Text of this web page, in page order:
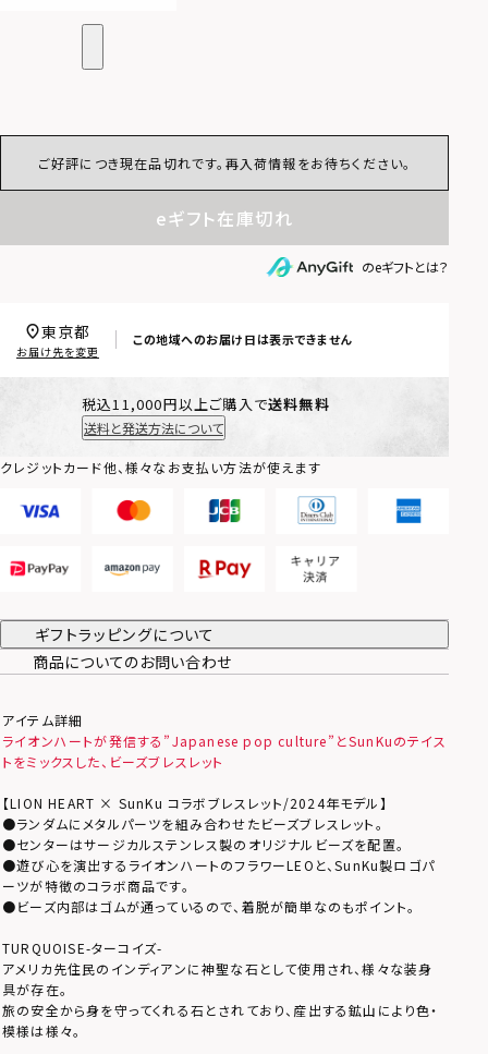
ご好評につき現在品切れです。再入荷情報をお待ちください。
eギフト在庫切れ
のeギフトとは？
この地域へのお届け日は表示できません
東京都
お届け先を変更
税込11,000円以上ご購入で送料無料
送料と発送方法について
クレジットカード他、様々なお支払い方法が使えます
ギフトラッピングについて
商品についてのお問い合わせ
アイテム詳細
ライオンハートが発信する”Japanese pop culture”とSunKuのテイス
トをミックスした、ビーズブレスレット
【LION HEART × SunKu コラボブレスレット/2024年モデル】
●ランダムにメタルパーツを組み合わせたビーズブレスレット。
●センターはサージカルステンレス製のオリジナルビーズを配置。
●遊び心を演出するライオンハートのフラワーLEOと、SunKu製ロゴパ
ーツが特徴のコラボ商品です。
●ビーズ内部はゴムが通っているので、着脱が簡単なのもポイント。
TURQUOISE-ターコイズ-
アメリカ先住民のインディアンに神聖な石として使用され、様々な装身
具が存在。
旅の安全から身を守ってくれる石とされており、産出する鉱山により色・
模様は様々。